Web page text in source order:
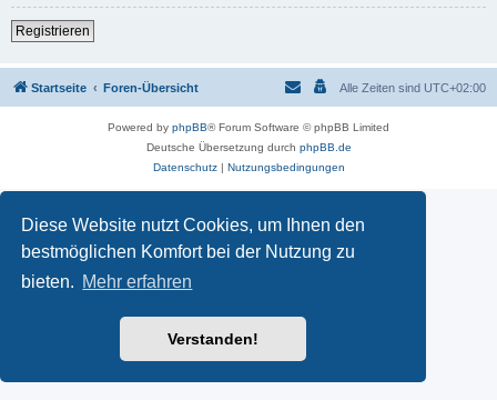
Diese Website nutzt Cookies, um Ihnen den
bestmöglichen Komfort bei der Nutzung zu
bieten. Mehr erfahren
Verstanden!
Registrieren
Startseite Foren-Übersicht Alle Zeiten sind UTC+02:00
Powered by phpBB® Forum Software © phpBB Limited
Deutsche Übersetzung durch phpBB.de
Datenschutz| Nutzungsbedingungen